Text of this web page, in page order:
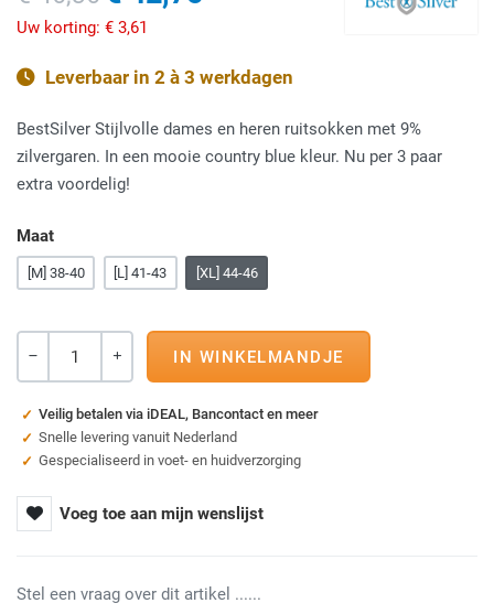
Uw korting: € 3,61
Leverbaar in 2 à 3 werkdagen
BestSilver Stijlvolle dames en heren ruitsokken met 9%
zilvergaren. In een mooie country blue kleur. Nu per 3 paar
extra voordelig!
Maat
[M] 38-40 [L] 41-43 [XL] 44-46
Veilig betalen via iDEAL, Bancontact en meer
Snelle levering vanuit Nederland
Gespecialiseerd in voet- en huidverzorging
Voeg toe aan mijn wenslijst
Stel een vraag over dit artikel ......